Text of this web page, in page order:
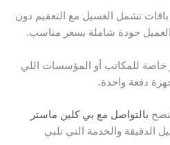
تشمل الغسيل مع التعقيم دون
جودة شاملة بسعر مناسب.
خاصة للمكاتب أو المؤسسات اللي
دفعة واحدة.
بالتواصل مع بي كلين ماستر
الدقيقة والخدمة التي تلبي